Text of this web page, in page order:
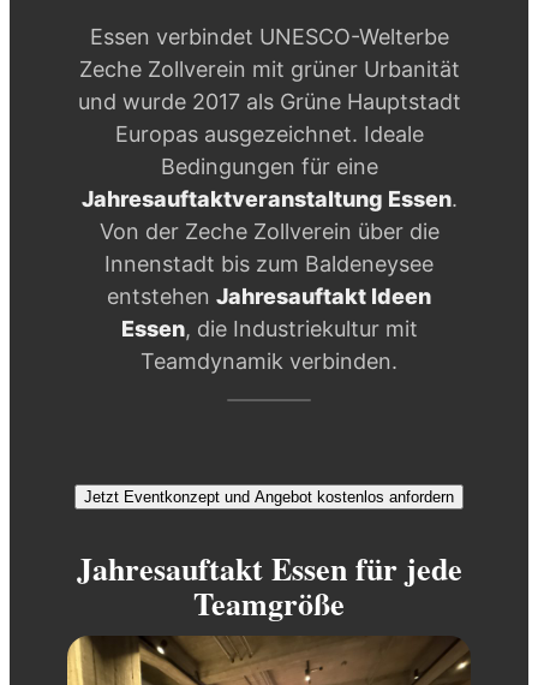
Essen verbindet UNESCO-Welterbe
Zeche Zollverein mit grüner Urbanität
und wurde 2017 als Grüne Hauptstadt
Europas ausgezeichnet. Ideale
Bedingungen für eine
Jahresauftaktveranstaltung Essen.
Von der Zeche Zollverein über die
Innenstadt bis zum Baldeneysee
entstehen Jahresauftakt Ideen
Essen, die Industriekultur mit
Teamdynamik verbinden.
Jetzt Eventkonzept und Angebot kostenlos anfordern
Jahresauftakt Essen für jede
Teamgröße